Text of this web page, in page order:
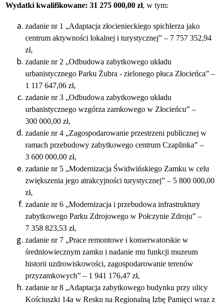
Wydatki kwalifikowane: 31 275 000,00 zł, w tym:
zadanie nr 1 „Adaptacja złocienieckiego spichlerza jako
centrum aktywności lokalnej i turystycznej” – 7 757 352,94
zł,
zadanie nr 2 „Odbudowa zabytkowego układu
urbanistycznego Parku Żubra - zielonego płuca Złocieńca” –
1 117 647,06 zł,
zadanie nr 3 „Odbudowa zabytkowego układu
urbanistycznego wzgórza zamkowego w Złocieńcu” –
300 000,00 zł,
zadanie nr 4 „Zagospodarowanie przestrzeni publicznej w
ramach przebudowy zabytkowego centrum Czaplinka” –
3 600 000,00 zł,
zadanie nr 5 „Modernizacja Świdwińskiego Zamku w celu
zwiększenia jego atrakcyjności turystycznej” – 5 800 000,00
zł,
zadanie nr 6 „Modernizacja i przebudowa infrastruktury
zabytkowego Parku Zdrojowego w Połczynie Zdroju” –
7 358 823,53 zł,
zadanie nr 7 „Prace remontowe i konserwatorskie w
średniowiecznym zamku i nadanie mu funkcji muzeum
historii uzdrowiskowości, zagospodarowanie terenów
przyzamkowych” – 1 941 176,47 zł,
zadanie nr 8 „Adaptacja zabytkowego budynku przy ulicy
Kościuszki 14a w Resku na Regionalną Izbę Pamięci wraz z